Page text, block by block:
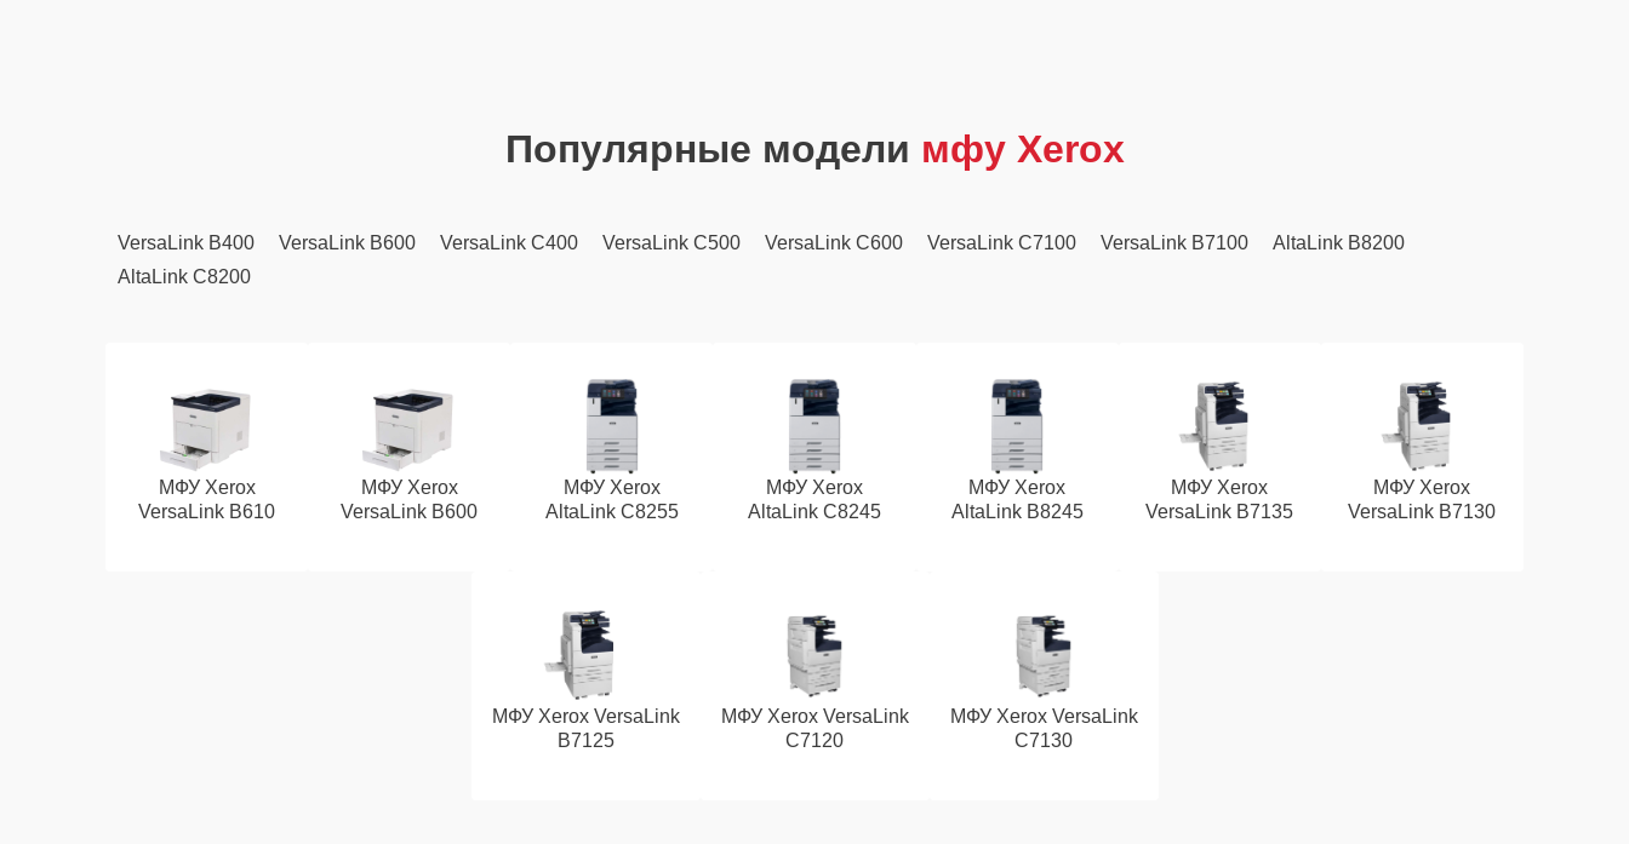
Популярные модели мфу Xerox
VersaLink B400 VersaLink B600 VersaLink C400 VersaLink C500 VersaLink C600 VersaLink C7100 VersaLink B7100
AltaLink B8200
AltaLink C8200
МФУ Xerox
VersaLink B610
МФУ Xerox
VersaLink B600
МФУ Xerox
AltaLink C8255
МФУ Xerox
AltaLink C8245
МФУ Xerox
AltaLink B8245
МФУ Xerox
VersaLink B7135
МФУ Xerox
VersaLink B7130
МФУ Xerox VersaLink
B7125
МФУ Xerox VersaLink
C7120
МФУ Xerox VersaLink
C7130